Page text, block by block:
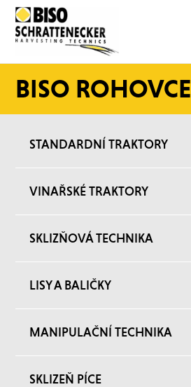
BISO ROHOVCE
STANDARDNÍ TRAKTORY
VINAŘSKÉ TRAKTORY
SKLIZŇOVÁ TECHNIKA
LISY A BALIČKY
MANIPULAČNÍ TECHNIKA
SKLIZEŇ PÍCE